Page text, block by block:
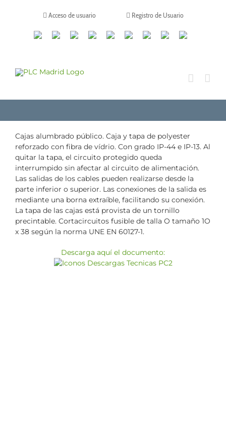
Acceso de usuario Registro de Usuario
CanalesLinkedinYoutubeTiktokFacebookInstagram
X TwitchContacto
Cajas alumbrado público. Caja y tapa de polyester
reforzado con fibra de vídrio. Con grado IP-44 e IP-13. Al
quitar la tapa, el circuito protegido queda
interrumpido sin afectar al circuito de alimentación.
Las salidas de los cables pueden realizarse desde la
parte inferior o superior. Las conexiones de la salida es
mediante una borna extraíble, facilitando su conexión.
La tapa de las cajas está provista de un tornillo
precintable. Cortacircuitos fusible de talla O tamaño 1O
x 38 según la norma UNE EN 60127-1.
Descarga aquí el documento: